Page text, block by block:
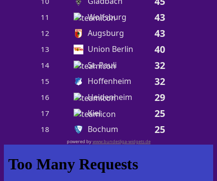
11 Wolfsburg 43
12 Augsburg 43
13 Union Berlin 40
14 St. Pauli 32
15 Hoffenheim 32
16 Heidenheim 29
17 Kiel 25
18 Bochum 25
powered bywww.bundesliga-widgets.de